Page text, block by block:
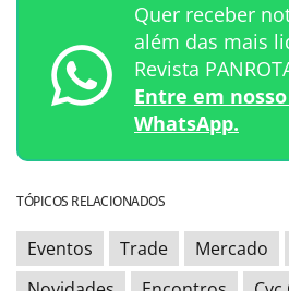
Quer receber
além das mais
Revista
Entre em
WhatsApp.
TÓPICOS RELACIONADOS
Eventos Trade Mercado